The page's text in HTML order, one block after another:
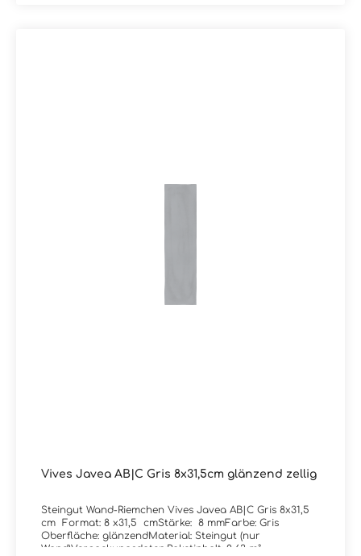
Vives Javea AB|C Gris 8x31,5cm glänzend zellig
Steingut Wand-Riemchen Vives Javea AB|C Gris 8x31,5
cm Format: 8 x31,5 cmStärke: 8 mmFarbe: Gris
Oberfläche: glänzendMaterial: Steingut (nur
Wand)Verpackungsdaten:Paketinhalt: 0,63 m²